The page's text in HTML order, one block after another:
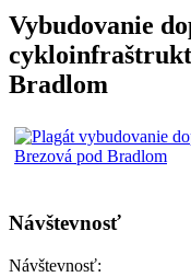
Vybudovanie
Bradlom
Návštevnosť
Návštevnosť: